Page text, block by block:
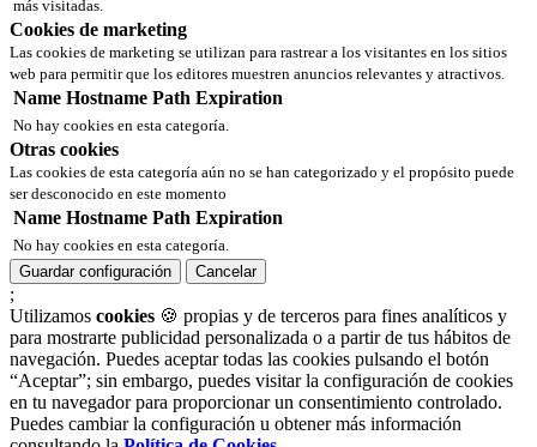
más visitadas.
Cookies de marketing
Las cookies de marketing se utilizan para rastrear a los visitantes en los sitios
web para permitir que los editores muestren anuncios relevantes y atractivos.
Name Hostname Path Expiration
No hay cookies en esta categoría.
Otras cookies
Las cookies de esta categoría aún no se han categorizado y el propósito puede
ser desconocido en este momento
Name Hostname Path Expiration
No hay cookies en esta categoría.
Guardar configuración
Cancelar
;
Utilizamos cookies 🍪 propias y de terceros para fines analíticos y
para mostrarte publicidad personalizada o a partir de tus hábitos de
navegación. Puedes aceptar todas las cookies pulsando el botón
“Aceptar”; sin embargo, puedes visitar la configuración de cookies
en tu navegador para proporcionar un consentimiento controlado.
Puedes cambiar la configuración u obtener más información